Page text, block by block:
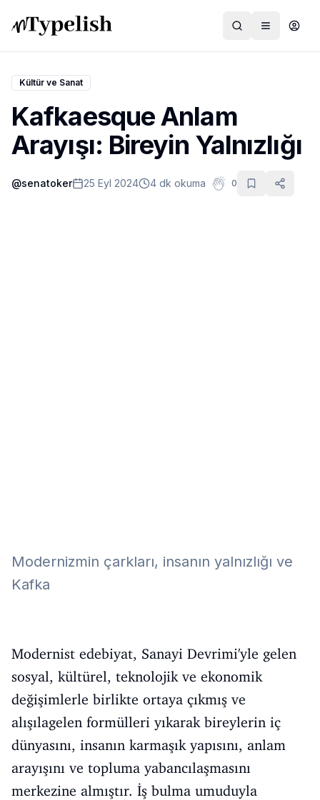
Dünya
Film ve Dizi
Kültür ve Sanat
Kültür ve Sanat
Kafkaesque Anlam
Arayışı: Bireyin Yalnızlığı
@senatoker 25 Eyl 2024 4 dk okuma 0
Modernizmin çarkları, insanın yalnızlığı ve
Kafka
Modernist edebiyat, Sanayi Devrimi'yle gelen
sosyal, kültürel, teknolojik ve ekonomik
değişimlerle birlikte ortaya çıkmış ve
alışılagelen formülleri yıkarak bireylerin iç
dünyasını, insanın karmaşık yapısını, anlam
arayışını ve topluma yabancılaşmasını
merkezine almıştır. İş bulma umuduyla